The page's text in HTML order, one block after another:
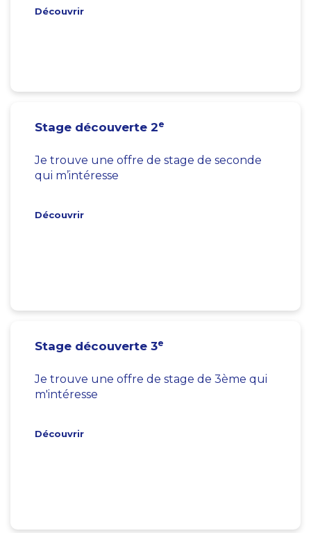
Découvrir
Stage découverte 2e
Je trouve une offre de stage de seconde
qui m’intéresse
Découvrir
Stage découverte 3e
Je trouve une offre de stage de 3ème qui
m'intéresse
Découvrir